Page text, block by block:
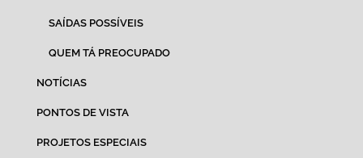
SAÍDAS POSSÍVEIS
QUEM TÁ PREOCUPADO
NOTÍCIAS
PONTOS DE VISTA
PROJETOS ESPECIAIS